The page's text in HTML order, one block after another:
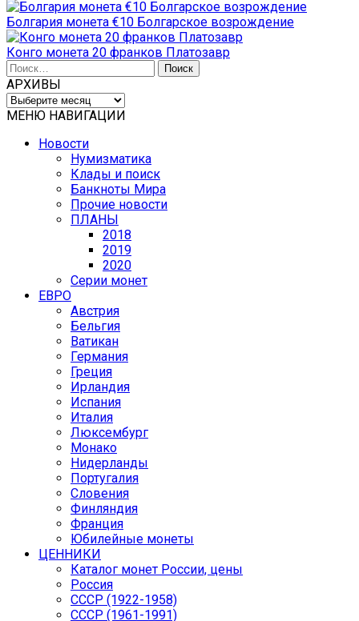
Болгария монета €10 Болгарское возрождение
Конго монета 20 франков Платозавр
Найти:
АРХИВЫ
АРХИВЫ
МЕНЮ НАВИГАЦИИ
Новости
Нумизматика
Клады и поиск
Банкноты Мира
Прочие новости
ПЛАНЫ
2018
2019
2020
Серии монет
ЕВРО
Австрия
Бельгия
Ватикан
Германия
Греция
Ирландия
Испания
Италия
Люксембург
Монако
Нидерланды
Португалия
Словения
Финляндия
Франция
Юбилейные монеты
ЦЕННИКИ
Каталог монет России, цены
Россия
СССР (1922-1958)
CCCР (1961-1991)